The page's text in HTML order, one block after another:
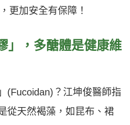
更加安全有保障！
」，多醣體是健康維
(Fucoidan)？江坤俊醫師指
從天然褐藻，如昆布、裙